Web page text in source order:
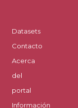
Datasets
Contacto
Acerca
del
portal
Información